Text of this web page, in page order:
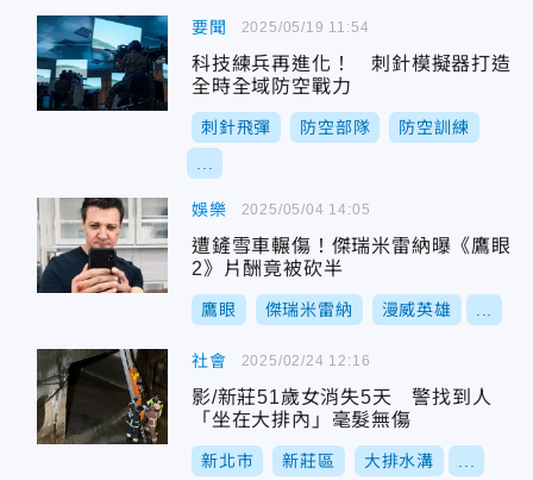
要聞
科技練兵再進化！ 刺針模擬器打造
全時全域防空戰力
刺針飛彈 防空部隊 防空訓練
2025/05/19 11:54
娛樂
遭鏟雪車輾傷！傑瑞米雷納曝《鷹眼
2》片酬竟被砍半
鷹眼 傑瑞米雷納 漫威英雄
2025/05/04 14:05
社會
影/新莊51歲女消失5天 警找到人
「坐在大排內」毫髮無傷
新北市 新莊區 大排水溝
2025/02/24 12:16